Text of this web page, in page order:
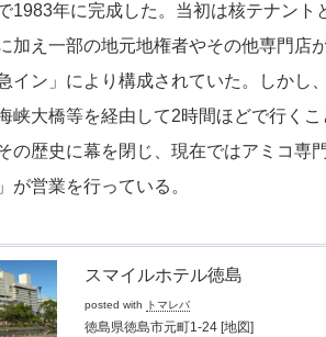
1983年に完成した。当初は核テナン
加え一部の地元地権者やその他専門店
イン」により構成されていた。しかし
峡大橋等を経由して2時間ほどで行く
の歴史に幕を閉じ、現在ではアミコ専
」が営業を行っている。
スマイルホテル徳島
posted with トマレバ
徳島県徳島市元町1-24 [地図]